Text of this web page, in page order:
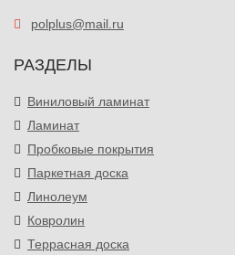
polplus@mail.ru
РАЗДЕЛЫ
Виниловый ламинат
Ламинат
Пробковые покрытия
Паркетная доска
Линолеум
Ковролин
Террасная доска